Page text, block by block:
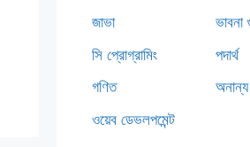
জাভা
সি প্রোগ্রামিং
গণিত
ওয়েব ডেভলপমেন্ট
পদার্থ
অনান্য